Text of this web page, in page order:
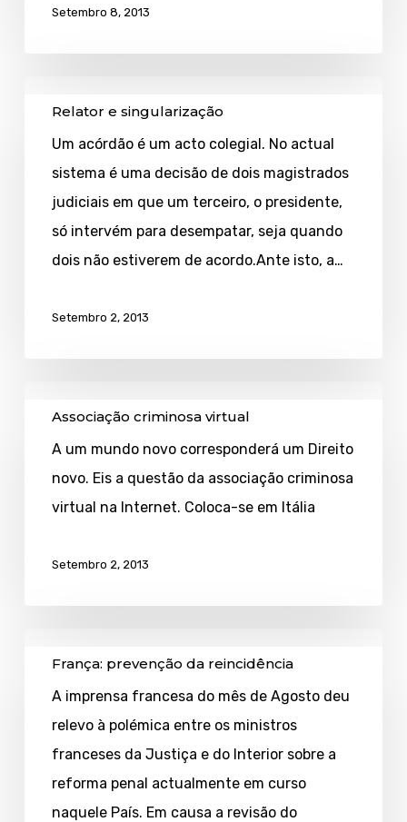
Setembro 8, 2013
singularização
Relator e singularização
Um acórdão é um acto colegial. No actual
sistema é uma decisão de dois magistrados
judiciais em que um terceiro, o presidente,
só intervém para desempatar, seja quando
dois não estiverem de acordo.Ante isto, a…
Setembro 2, 2013
criminosa
virtual
Associação criminosa virtual
A um mundo novo corresponderá um Direito
novo. Eis a questão da associação criminosa
virtual na Internet. Coloca-se em Itália
Setembro 2, 2013
prevenção
reincidência
França: prevenção da reincidência
A imprensa francesa do mês de Agosto deu
relevo à polémica entre os ministros
franceses da Justiça e do Interior sobre a
reforma penal actualmente em curso
naquele País. Em causa a revisão do